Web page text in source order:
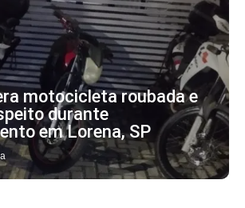
motocicleta roubada e
durante
em Lorena, SP